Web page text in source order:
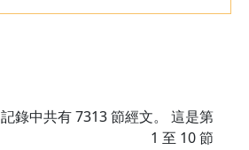
記錄中共有7313節經文。 這是第
1 至 10 節